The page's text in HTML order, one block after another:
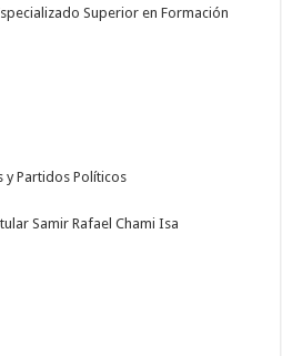
Superior en Formación
y Partidos Políticos
Samir Rafael Chami Isa